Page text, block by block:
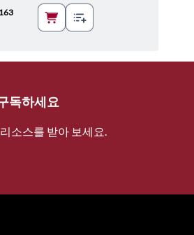
독하세요
소스를 받아 보세요.